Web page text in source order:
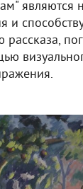
являются
и